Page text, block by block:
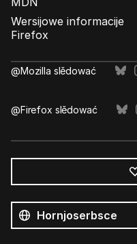
Wersijowe informacije
Firefox
@Mozilla slědować
@Firefox slědować
rěče
Rěč